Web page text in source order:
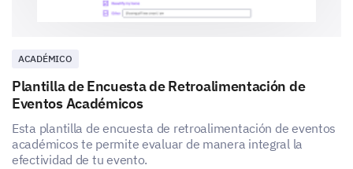
Experience
ACADÉMICO
Plantilla de Encuesta de Retroalimentación de
Eventos Académicos
Esta plantilla de encuesta de retroalimentación de eventos
académicos te permite evaluar de manera integral la
efectividad de tu evento.